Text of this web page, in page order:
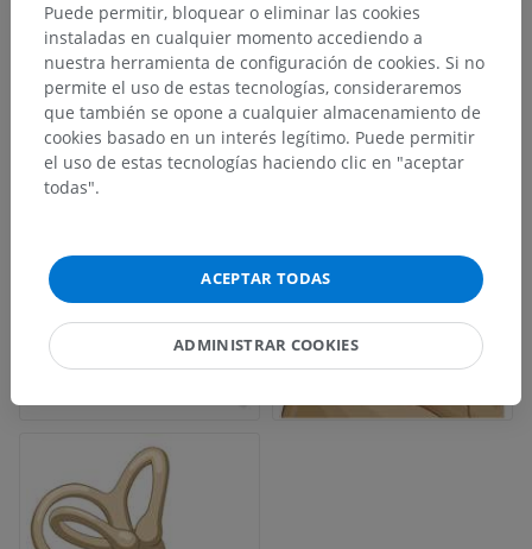
Puede permitir, bloquear o eliminar las cookies
instaladas en cualquier momento accediendo a
nuestra herramienta de configuración de cookies. Si no
permite el uso de estas tecnologías, consideraremos
que también se opone a cualquier almacenamiento de
cookies basado en un interés legítimo. Puede permitir
el uso de estas tecnologías haciendo clic en "aceptar
todas".
ACEPTAR TODAS
ADMINISTRAR COOKIES